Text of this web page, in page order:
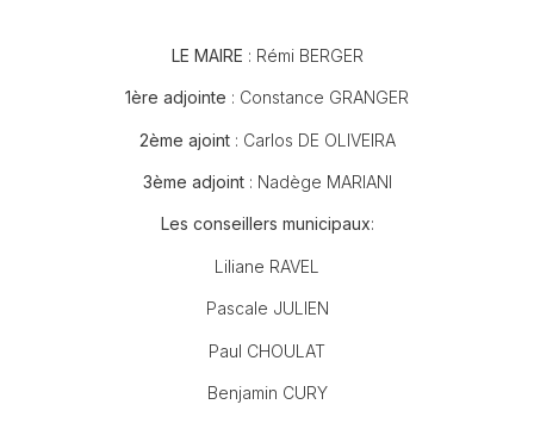
LE MAIRE : Rémi BERGER
1ère adjointe : Constance GRANGER
2ème ajoint: Carlos DE OLIVEIRA
3ème adjoint: Nadège MARIANI
Les conseillers municipaux:
Liliane RAVEL
Pascale JULIEN
Paul CHOULAT
Benjamin CURY